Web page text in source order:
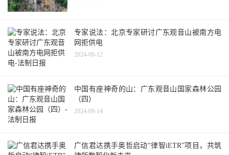
专家说法：北京专家研讨广东观音山被南方电
网拒供电
2024-09-12
中国有座神奇的山：广东观音山国家森林公园
（四）
2024-09-14
广信君达携手奥哲启动“律智iETR”项目，共筑